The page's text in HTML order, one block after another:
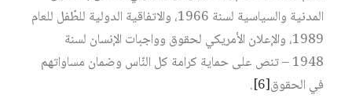
المدنية والسياسية لسنة 1966، والاتفاقية الدولية للطّفل للعام
1989، والإعلان الأمريكي لحقوق وواجبات الإنسان لسنة
1948 – تنص على حماية كرامة كل النّاس وضمان مساواتهم
في الحقوق‏[6]
.